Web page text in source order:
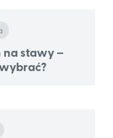
na stawy –